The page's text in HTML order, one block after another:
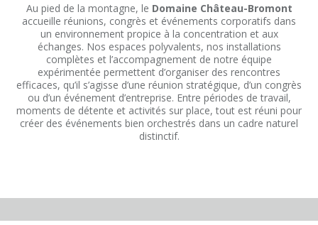
Au pied de la montagne, le Domaine Château-Bromont
accueille réunions, congrès et événements corporatifs dans
un environnement propice à la concentration et aux
échanges. Nos espaces polyvalents, nos installations
complètes et l’accompagnement de notre équipe
expérimentée permettent d’organiser des rencontres
efficaces, qu’il s’agisse d’une réunion stratégique, d’un congrès
ou d’un événement d’entreprise. Entre périodes de travail,
moments de détente et activités sur place, tout est réuni pour
créer des événements bien orchestrés dans un cadre naturel
distinctif.